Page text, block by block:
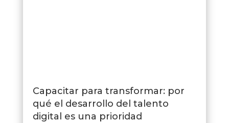
Capacitar para transformar: por
qué el desarrollo del talento
digital es una prioridad